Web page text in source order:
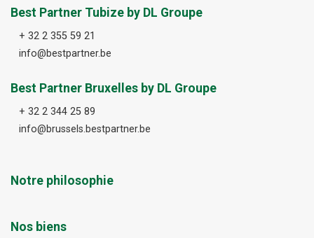
Best Partner Tubize by DL Groupe
+ 32 2 355 59 21
info@bestpartner.be
Best Partner Bruxelles by DL Groupe
+ 32 2 344 25 89
info@brussels.bestpartner.be
Notre philosophie
Nos biens